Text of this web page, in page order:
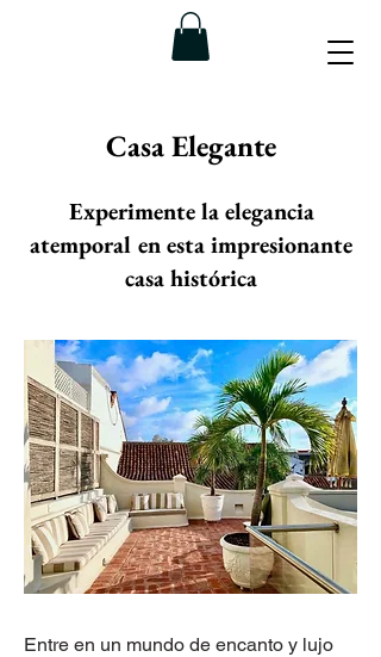
Casa Elegante
Experimente la elegancia
atemporal en esta impresionante
casa histórica
Entre en un mundo de encanto y lujo